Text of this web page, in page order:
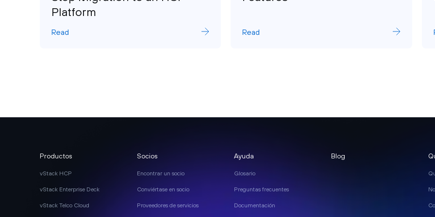
Platform
Read Read
Productos
vStack HCP
vStack Enterprise Deck
vStack Telco Cloud
Socios
Encontrar un socio
Conviértase en socio
Proveedores de servicios
Ayuda
Glosario
Preguntas frecuentes
Documentación
Blog